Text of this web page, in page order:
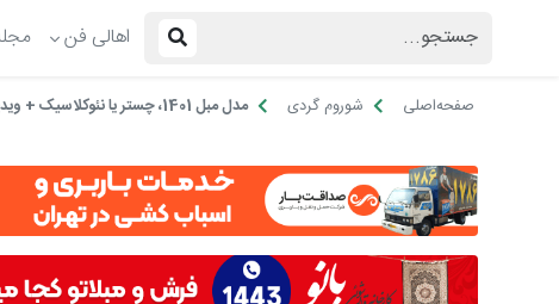
اهالی فن
صفحه‌اصلی شوروم گردی مدل مبل 1401، چستر یا نئوکلاسیک + ویدیو